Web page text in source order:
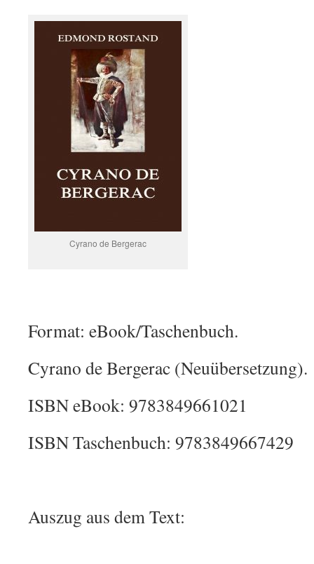
Cyrano de Bergerac
Format: eBook/Taschenbuch.
Cyrano de Bergerac (Neuübersetzung).
ISBN eBook: 9783849661021
ISBN Taschenbuch: 9783849667429
Auszug aus dem Text: